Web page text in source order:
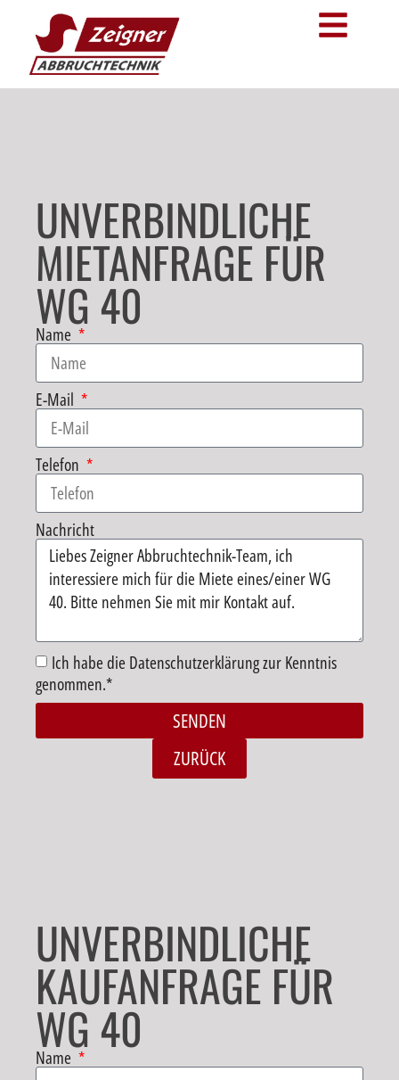
UNVERBINDLICHE
MIETANFRAGE FÜR
WG 40
Name
E-Mail
Telefon
Nachricht
Ich habe die Datenschutzerklärung zur Kenntnis
genommen.*
SENDEN
ZURÜCK
UNVERBINDLICHE
KAUFANFRAGE FÜR
WG 40
Name